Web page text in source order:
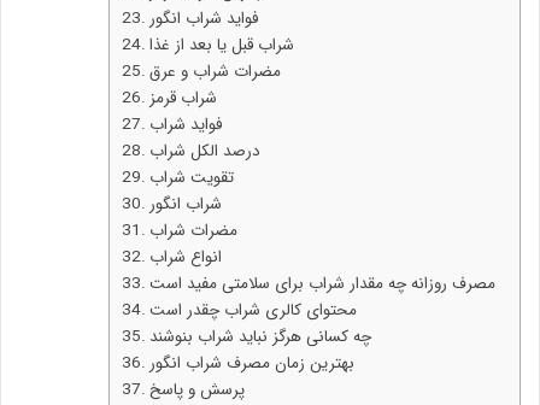
فواید شراب انگور
شراب قبل یا بعد از غذا
مضرات شراب و عرق
شراب قرمز
فواید شراب
درصد الکل شراب
تقویت شراب
شراب انگور
مضرات شراب
انواع شراب
مصرف روزانه چه مقدار شراب برای سلامتی مفید است
محتوای کالری شراب چقدر است
چه کسانی هرگز نباید شراب بنوشند
بهترین زمان مصرف شراب انگور
پرسش و پاسخ